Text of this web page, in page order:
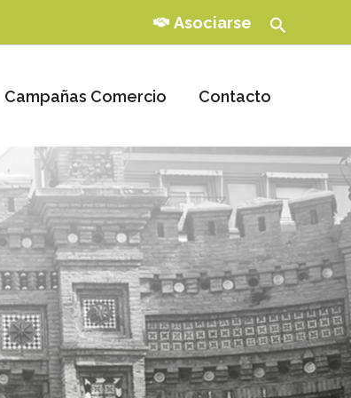
Asociarse Buscar
Campañas Comercio Contacto